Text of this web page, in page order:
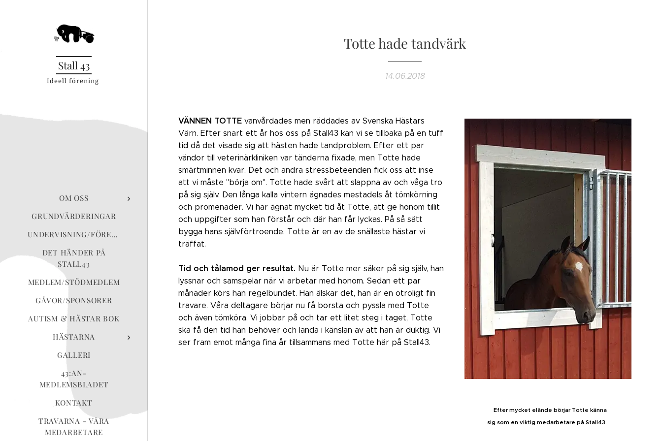
Stall 43
Ideell förening
OM OSS
GRUNDVÄRDERINGAR
UNDERVISNING/FÖRELÄSNING
DET HÄNDER PÅ
STALL43
MEDLEM/STÖDMEDLEM
GÅVOR/SPONSORER
AUTISM & HÄSTAR BOK
HÄSTARNA
GALLERI
43:AN-
MEDLEMSBLADET
KONTAKT
TRAVARNA - VÅRA
MEDARBETARE
Totte hade tandvärk
14.06.2018
VÄNNEN TOTTE vanvårdades men räddades av Svenska Hästars
Värn. Efter snart ett år hos oss på Stall43 kan vi se tillbaka på en tuff
tid då det visade sig att hästen hade tandproblem. Efter ett par
vändor till veterinärkliniken var tänderna fixade, men Totte hade
smärtminnen kvar. Det och andra stressbeteenden fick oss att inse
att vi måste "börja om". Totte hade svårt att slappna av och våga tro
på sig själv. Den långa kalla vintern ägnades mestadels åt tömkörning
och promenader. Vi har ägnat mycket tid åt Totte, att ge honom tillit
och uppgifter som han förstår och där han får lyckas. På så sätt
bygga hans självförtroende. Totte är en av de snällaste hästar vi
träffat.
Tid och tålamod ger resultat. Nu är Totte mer säker på sig själv, han
lyssnar och samspelar när vi arbetar med honom. Sedan ett par
månader körs han regelbundet. Han älskar det, han är en otroligt fin
travare. Våra deltagare börjar nu få borsta och pyssla med Totte
och även tömköra. Vi jobbar på och tar ett litet steg i taget, Totte
ska få den tid han behöver och landa i känslan av att han är duktig. Vi
ser fram emot många fina år tillsammans med Totte här på Stall43.
Efter mycket elände börjar Totte känna
sig som en viktig medarbetare på Stall43.